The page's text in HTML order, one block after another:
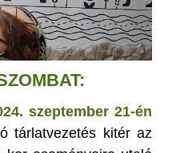
szeptember 21-én
tárlatvezetés kitér az